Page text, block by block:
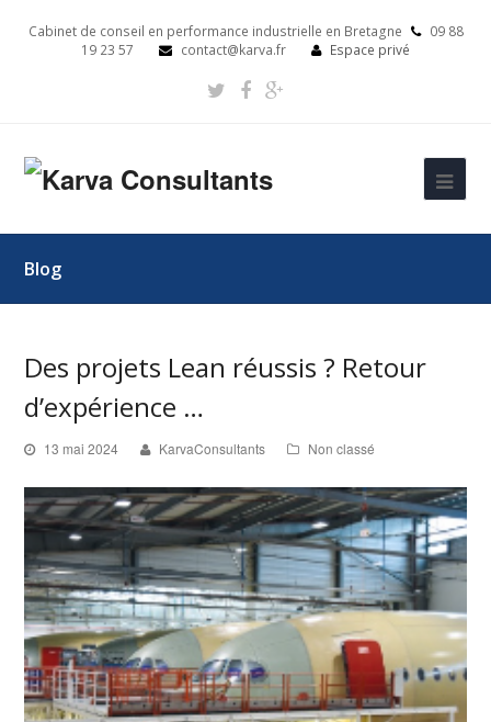
Cabinet de conseil en performance industrielle en Bretagne
09 88
19 23 57
contact@karva.fr Espace privé
Blog
Des projets Lean réussis ? Retour
d’expérience …
13 mai 2024 KarvaConsultants Non classé